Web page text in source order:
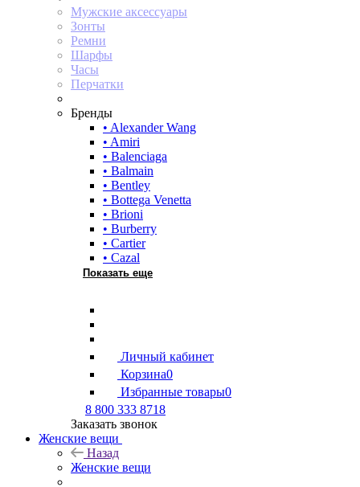
Мужские аксессуары
Зонты
Ремни
Шарфы
Часы
Перчатки
Бренды
• Alexander Wang
• Amiri
• Balenciaga
• Balmain
• Bentley
• Bottega Venetta
• Brioni
• Burberry
• Cartier
• Cazal
Показать еще
Личный кабинет
Корзина0
Избранные товары0
8 800 333 8718
Заказать звонок
Женские вещи
Назад
Женские вещи